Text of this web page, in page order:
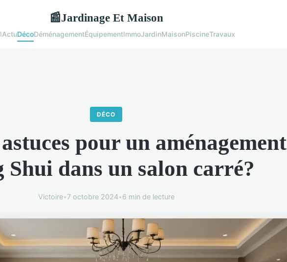
📰Jardinage Et Maison
ActuDécoDéménagementÉquipementImmoJardinMaisonPiscineTravaux
DÉCO
pour un aménagement
Shui dans un salon carré?
Victoire•7 octobre 2024•6 min de lecture